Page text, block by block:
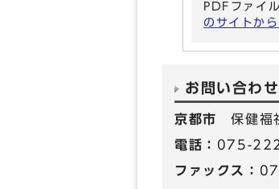
PDFファイ
のサイトか
お問い合わ
京都市保健福
電話： 075-
ファックス：